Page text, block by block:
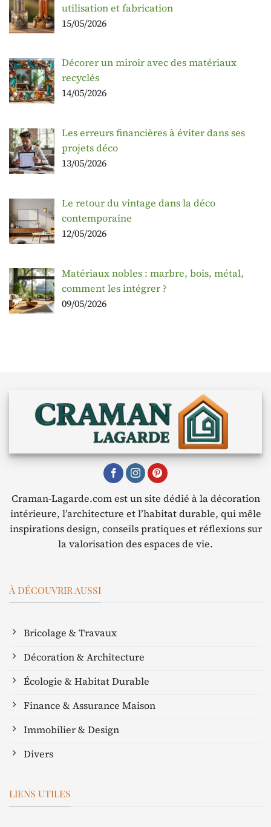
utilisation et fabrication
15/05/2026
Décorer un miroir avec des matériaux
recyclés
14/05/2026
Les erreurs financières à éviter dans ses
projets déco
13/05/2026
Le retour du vintage dans la déco
contemporaine
12/05/2026
Matériaux nobles : marbre, bois, métal,
comment les intégrer ?
09/05/2026
Craman-Lagarde.com est un site dédié à la décoration
intérieure, l’architecture et l’habitat durable, qui mêle
inspirations design, conseils pratiques et réflexions sur
la valorisation des espaces de vie.
À DÉCOUVRIR AUSSI
Bricolage & Travaux
Décoration & Architecture
Écologie & Habitat Durable
Finance & Assurance Maison
Immobilier & Design
Divers
LIENS UTILES